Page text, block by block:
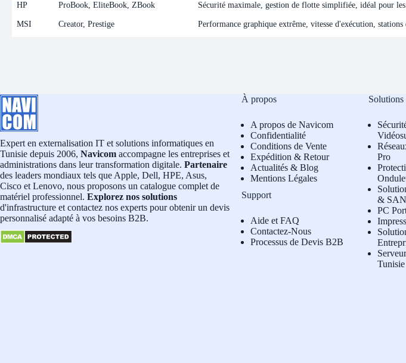
HP ProBook, EliteBook, ZBook Sécurité maximale, gestion de flotte simplifiée, idéal pour les
MSI Creator, Prestige Performance graphique extrême, vitesse d'exécution,
Expert en externalisation IT et solutions informatiques en
Tunisie depuis 2006, Navicom accompagne les entreprises et
administrations dans leur transformation digitale. Partenaire
des leaders mondiaux tels que Apple, Dell, HPE, Asus,
Cisco et Lenovo, nous proposons un catalogue complet de
matériel professionnel. Explorez nos solutions
d'infrastructure et contactez nos experts pour obtenir un devis
personnalisé adapté à vos besoins B2B.
À propos
A propos de Navicom
Confidentialité
Conditions de Vente
Expédition & Retour
Actualités & Blog
Mentions Légales
Support
Aide et FAQ
Contactez-Nous
Processus de Devis B2B
Solutions
Pro
& SAN
PC
Tunisie